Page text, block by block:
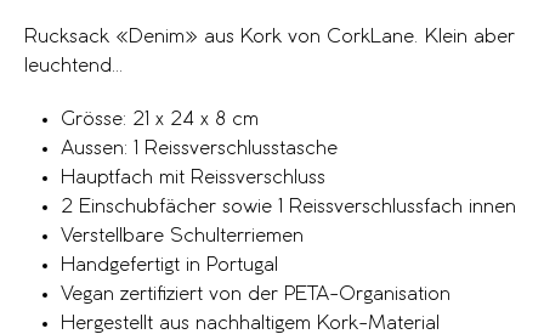
Rucksack «Denim» aus Kork von CorkLane. Klein aber
leuchtend…
Grösse: 21 x 24 x 8 cm
Aussen: 1 Reissverschlusstasche
Hauptfach mit Reissverschluss
2 Einschubfächer sowie 1 Reissverschlussfach innen
Verstellbare Schulterriemen
Handgefertigt in Portugal
Vegan zertifiziert von der PETA-Organisation
Hergestellt aus nachhaltigem Kork-Material